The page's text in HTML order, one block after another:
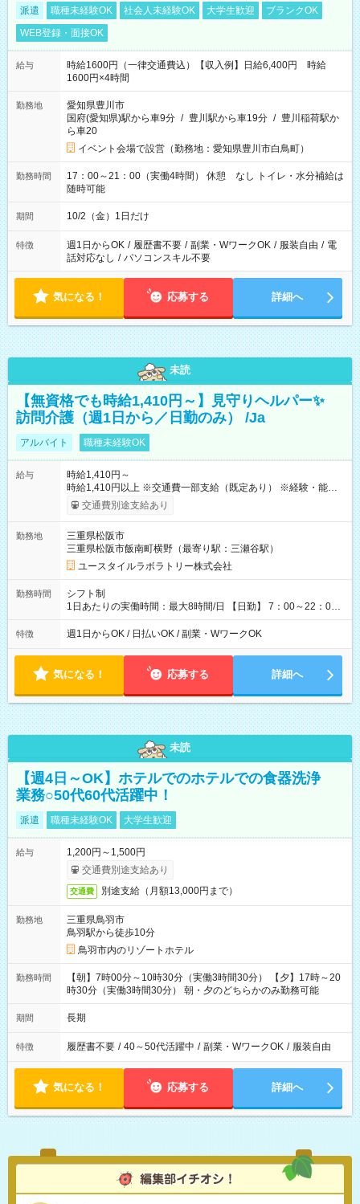
派遣 職種未経験OK 社会人未経験OK 大学生歓迎
ブランクOK
WEB登録・面接OK
給与
時給1600円（一律交通費込）【収入例】日給6,400円 時給
1600円×4時間
勤務地
愛知県豊川市
国府(愛知県)駅から車9分 / 豊川駅から車19分 / 豊川稲荷駅か
ら車20
イベント会場で設営（勤務地：愛知県豊川市白鳥町）
勤務時間
17：00～21：00（実働4時間） 休憩 なし トイレ・水分補給は
随時可能
期間 10/2（金）1日だけ
特徴 週1日からOK / 履歴書不要 / 副業・WワークOK / 服装自由 / 電
話対応なし / パソコンスキル不要
気になる！ 応募する 詳細へ
未読
【無資格でも時給1,410円～】見守りヘルパー✨
訪問介護（週1日から／日勤のみ） /Ja
アルバイト 職種未経験OK
給与
時給1,410円～
時給1,410円以上 ※交通費一部支給（既定あり） ※経験・能力を
考慮して決定します 【収入例】 週1回勤務の場合：1,410円×8時
間×4回=4万5,120円 週3回勤務の場合：1,410円×8時間×12回
5,600円 【試用期間】試用期間あり 試用期間の長さ：2ヶ月
※ 雇用形態と給与に、本採用時と異なる部分があります。 雇用
形態：本採用時と同じです。 給与：時給 1,090円以上
交通費別途支給あり
勤務地
三重県松阪市
三重県松阪市飯南町横野（最寄り駅：三瀬谷駅）
ユースタイルラボラトリー株式会社
勤務時間
シフト制
1日あたりの実働時間：最大8時間/日 【日勤】 7：00～22：00
の間で8時間勤務（休憩時間は法定通り） ※週1日～OK ／ 夜勤
なし ＊＊ 勤務時間例 ＊＊ ■8時から17時 ■9時から18時 ■10
定（毎週同じ曜日勤務）
特徴 週1日からOK / 日払いOK / 副業・WワークOK
気になる！ 応募する 詳細へ
未読
【週4日～OK】ホテルでのホテルでの食器洗浄
業務○50代60代活躍中！
派遣 職種未経験OK 大学生歓迎
給与
1,200円～1,500円
交通費別途支給あり
交通費 別途支給（月額13,000円まで）
勤務地
三重県鳥羽市
鳥羽駅から徒歩10分
鳥羽市内のリゾートホテル
勤務時間
【朝】7時00分～10時30分（実働3時間30分） 【夕】17時～20
時30分（実働3時間30分） 朝・夕のどちらかのみ勤務可能
期間 長期
特徴 履歴書不要 / 40～50代活躍中 / 副業・WワークOK / 服装自由
気になる！ 応募する 詳細へ